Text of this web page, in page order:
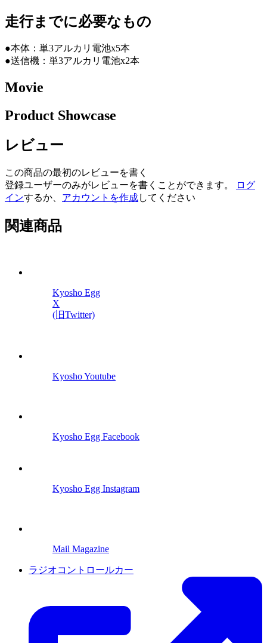
走行までに必要なもの
●本体：単3アルカリ電池x5本
●送信機：単3アルカリ電池x2本
Movie
Product Showcase
レビュー
この商品の最初のレビューを書く
登録ユーザーのみがレビューを書くことができます。
ログ
インするか、 アカウントを作成してください
関連商品
Kyosho Egg
X
(旧Twitter)
Kyosho Youtube
Kyosho Egg Facebook
Kyosho Egg Instagram
Mail Magazine
ラジオコントロールカー